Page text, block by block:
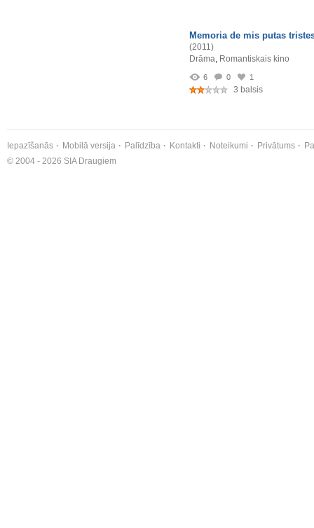
Memoria de mis putas
(2011)
Drāma, Romantiskais kino
6 0 1
3 balsis
Iepazīšanās Mobilā versija Palīdzība Kontakti Noteikumi Privātums
© 2004 - 2026 SIA Draugiem